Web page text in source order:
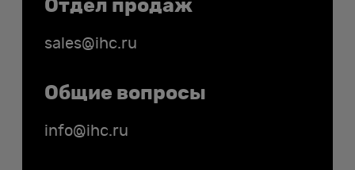
Отдел продаж
sales@ihc.ru
Общие вопросы
info@ihc.ru